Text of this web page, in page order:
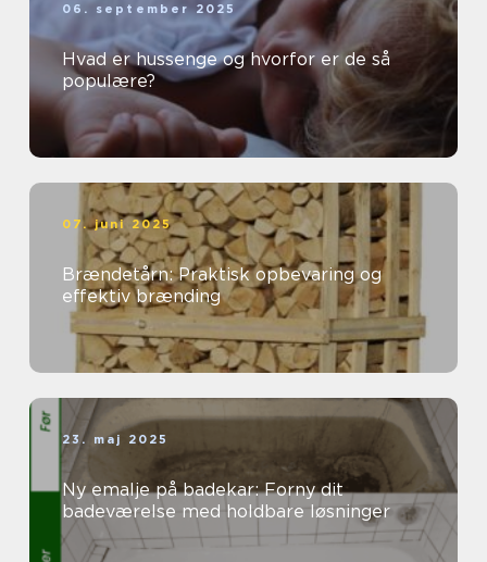
06. september 2025
Hvad er hussenge og hvorfor er de så
populære?
07. juni 2025
Brændetårn: Praktisk opbevaring og
effektiv brænding
23. maj 2025
Ny emalje på badekar: Forny dit
badeværelse med holdbare løsninger